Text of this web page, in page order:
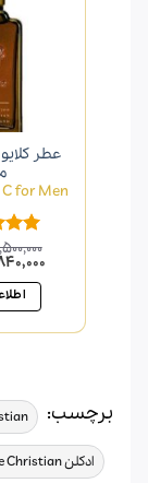
عطر
for Men
امتیاز
4.00
قیمت
اصلی
بود.
برچسب:
ادکلن Clive Christian